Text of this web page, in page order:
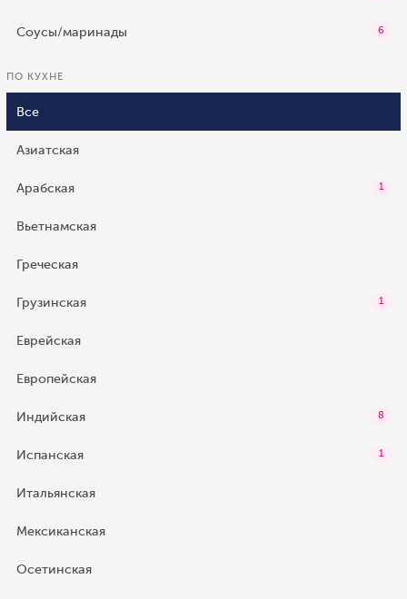
Соусы/маринады 6
ПО КУХНЕ
Все
Азиатская
Арабская 1
Вьетнамская
Греческая
Грузинская 1
Еврейская
Европейская
Индийская 8
Испанская 1
Итальянская
Мексиканская
Осетинская